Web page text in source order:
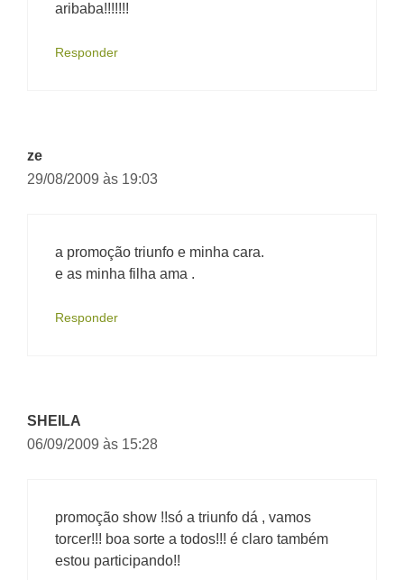
aribaba!!!!!!!
Responder
ze
29/08/2009 às 19:03
a promoção triunfo e minha cara.
e as minha filha ama .
Responder
SHEILA
06/09/2009 às 15:28
promoção show !!só a triunfo dá , vamos
torcer!!! boa sorte a todos!!! é claro também
estou participando!!